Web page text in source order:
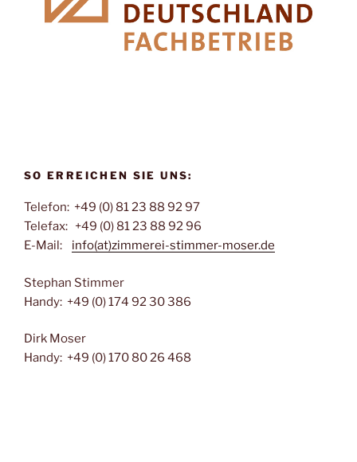
SO ERREICHEN SIE UNS:
Telefon: +49 (0) 81 23 88 92 97
Telefax: +49 (0) 81 23 88 92 96
E-Mail: info(at)zimmerei-stimmer-moser.de
Stephan Stimmer
Handy: +49 (0) 174 92 30 386
Dirk Moser
Handy: +49 (0) 170 80 26 468